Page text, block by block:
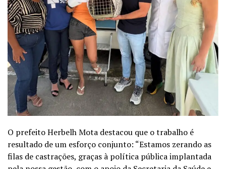
O prefeito Herbelh Mota destacou que o trabalho é
resultado de um esforço conjunto: “Estamos zerando as
filas de castrações, graças à política pública implantada